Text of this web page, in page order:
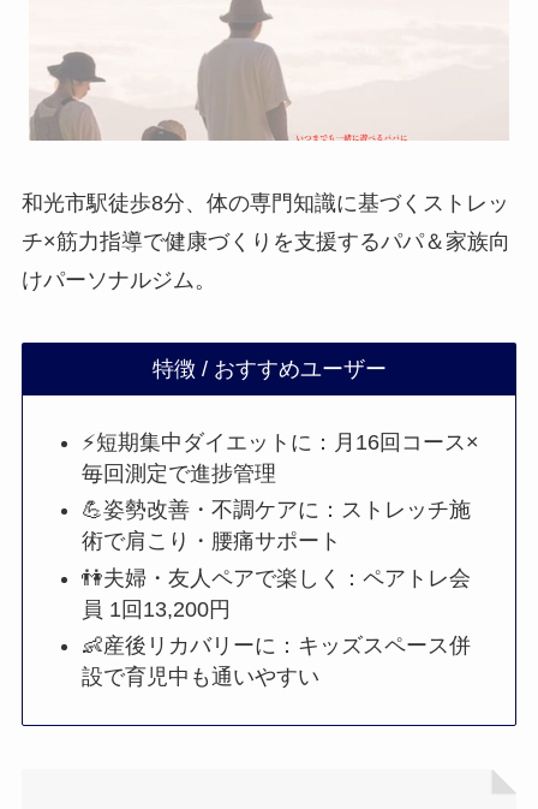
和光市駅徒歩8分、体の専門知識に基づくストレッ
チ×筋力指導で健康づくりを支援するパパ＆家族向
けパーソナルジム。
特徴 / おすすめユーザー
⚡短期集中ダイエットに：月16回コース×
毎回測定で進捗管理
💪姿勢改善・不調ケアに：ストレッチ施
術で肩こり・腰痛サポート
👫夫婦・友人ペアで楽しく：ペアトレ会
員 1回13,200円
👶産後リカバリーに：キッズスペース併
設で育児中も通いやすい